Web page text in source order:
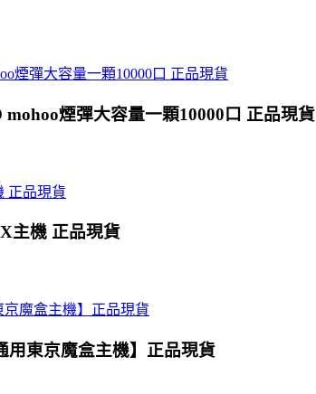
煙彈大容量一顆10000口 正品現貨
主機 正品現貨
用東京魔盒主機】正品現貨